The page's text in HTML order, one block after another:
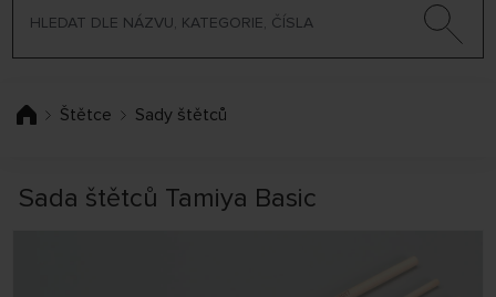
Štětce Sady štětců
Sada štětců Tamiya Basic